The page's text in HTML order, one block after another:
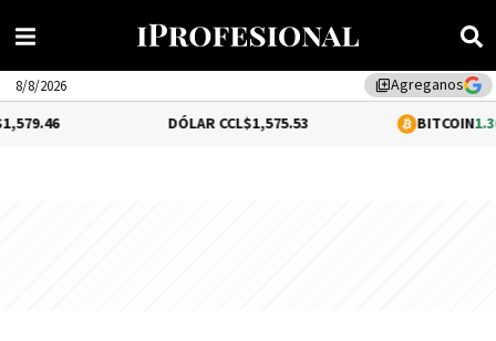
library_addAgreganos
8/8/2026
$1,575.53 1.36%